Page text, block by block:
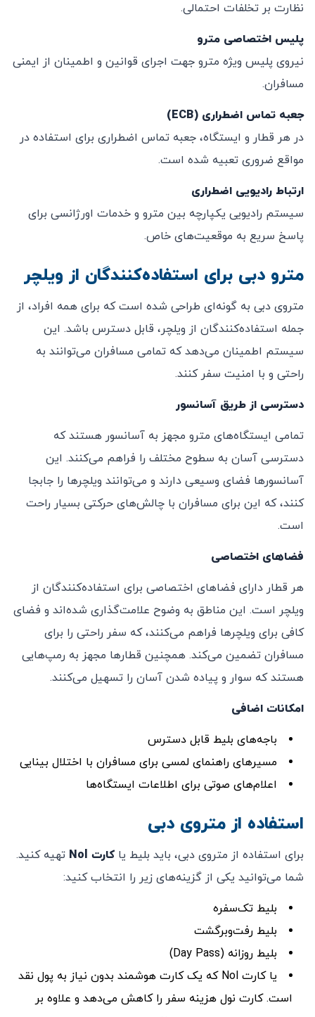
نظارت بر تخلفات احتمالی.
پلیس اختصاصی مترو
نیروی پلیس ویژه مترو جهت اجرای قوانین و اطمینان از ایمنی
مسافران.
جعبه تماس اضطراری (ECB)
در هر قطار و ایستگاه، جعبه تماس اضطراری برای استفاده در
مواقع ضروری تعبیه شده است.
ارتباط رادیویی اضطراری
سیستم رادیویی یکپارچه بین مترو و خدمات اورژانسی برای
پاسخ سریع به موقعیت‌های خاص.
مترو دبی برای استفاده‌کنندگان از ویلچر
متروی دبی به گونه‌ای طراحی شده است که برای همه افراد، از
جمله استفاده‌کنندگان از ویلچر، قابل دسترس باشد. این
سیستم اطمینان می‌دهد که تمامی مسافران می‌توانند به
راحتی و با امنیت سفر کنند.
دسترسی از طریق آسانسور
تمامی ایستگاه‌های مترو مجهز به آسانسور هستند که
دسترسی آسان به سطوح مختلف را فراهم می‌کنند. این
آسانسورها فضای وسیعی دارند و می‌توانند ویلچرها را جابجا
کنند، که این برای مسافران با چالش‌های حرکتی بسیار راحت
است.
فضاهای اختصاصی
هر قطار دارای فضاهای اختصاصی برای استفاده‌کنندگان از
ویلچر است. این مناطق به وضوح علامت‌گذاری شده‌اند و فضای
کافی برای ویلچرها فراهم می‌کنند، که سفر راحتی را برای
مسافران تضمین می‌کند. همچنین قطارها مجهز به رمپ‌هایی
هستند که سوار و پیاده شدن آسان را تسهیل می‌کنند.
امکانات اضافی
باجه‌های بلیط قابل دسترس
مسیرهای راهنمای لمسی برای مسافران با اختلال بینایی
اعلام‌های صوتی برای اطلاعات ایستگاه‌ها
استفاده از متروی دبی
برای استفاده از متروی دبی، باید بلیط یاکارت Nol
تهیه کنید.
شما می‌توانید یکی از گزینه‌های زیر را انتخاب کنید:
بلیط تک‌سفره
بلیط رفت‌وبرگشت
بلیط روزانه (Day Pass)
یا کارت Nol که یک کارت هوشمند بدون نیاز به پول نقد
است. کارت نول هزینه سفر را کاهش می‌دهد و علاوه بر